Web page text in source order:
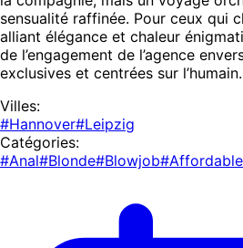
sensualité raffinée. Pour ceux qui
alliant élégance et chaleur
de l’engagement de l’agence
exclusives et centrées sur l’humain.
Villes:
#Hannover#Leipzig
Catégories:
#Anal#Blonde#Blowjob#Affordable